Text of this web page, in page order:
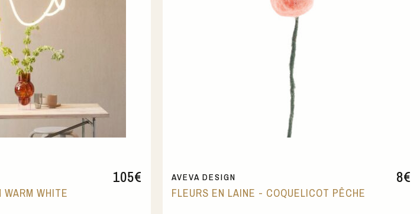
105€
WHITE
8€
AVEVA DESIGN
FLEURS EN LAINE - COQUELICOT PÊCHE